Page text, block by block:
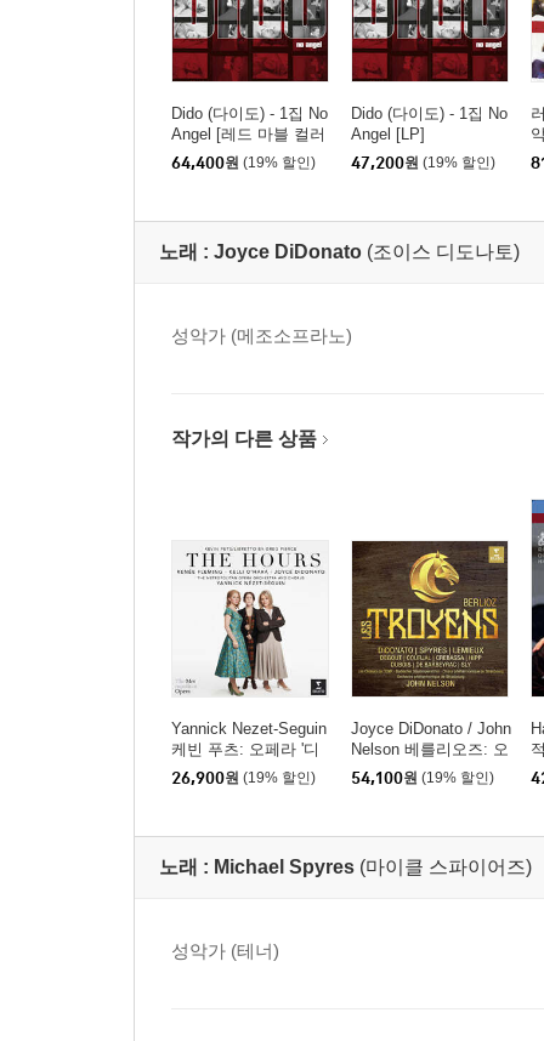
Dido (다이도) - 1집 No
Angel [레드 마블 컬러
LP]
64,400원 (19% 할인)
Dido (다이도) - 1집 No
Angel [LP]
47,200원 (19% 할인)
[
노래 : Joyce DiDonato (조이스 디도나토)
성악가 (메조소프라노)
작가의 다른 상품
Yannick Nezet-Seguin
케빈 푸츠: 오페라 '디
아워스' (Kevin Puts: T
he Hours)
26,900원 (19% 할인)
Joyce DiDonato / John
Nelson 베를리오즈: 오
페라 '트로이인' (Berlio
z: Les Troyens)
54,100원 (19% 할인)
노래 : Michael Spyres (마이클 스파이어즈)
성악가 (테너)